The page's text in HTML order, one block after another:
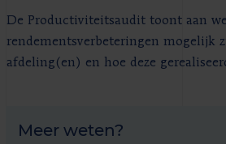
De Productiviteitsaudit toont aan
rendementsverbeteringen mogelijk
afdeling(en) en hoe deze
Meer weten?